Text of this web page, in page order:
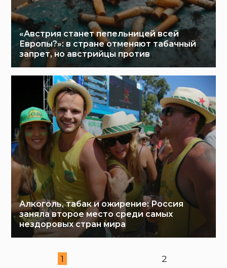
«Австрия станет пепельницей всей
Европы?»: в стране отменяют табачный
запрет, но австрийцы против
Алкоголь, табак и ожирение: Россия
заняла второе место среди самых
нездоровых стран мира
1 2